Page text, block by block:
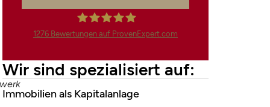
1276 Bewertungen auf ProvenExpert.com
Wir sind spezialisiert auf:
Immobilien als Kapitalanlage